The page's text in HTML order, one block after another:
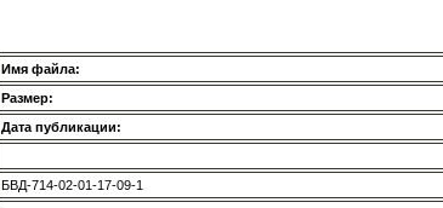
Имя файла:
Размер:
Дата публикации:
БВД-714-02-01-17-09-1